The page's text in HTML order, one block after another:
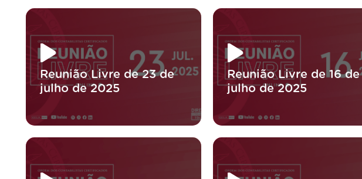
Reunião Livre de 23 de
julho de 2025
Reunião Livre de 16 de
julho de 2025